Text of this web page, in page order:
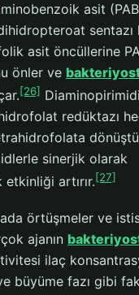
asit
asit öncüllerine
önler ve
[26]
redüktazı
sinerjik olarak
artırır.[27]
örtüşmeler ve
ajanın
ilaç
büyüme fazı gibi